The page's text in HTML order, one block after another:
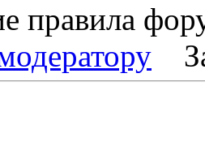
правила